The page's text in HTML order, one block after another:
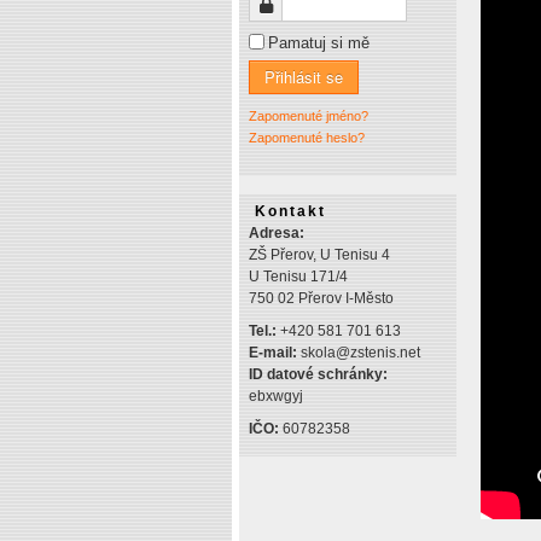
Pamatuj si mě
Přihlásit se
Zapomenuté jméno?
Zapomenuté heslo?
Kontakt
Adresa:
ZŠ Přerov, U Tenisu 4
U Tenisu 171/4
750 02 Přerov I-Město
Tel.: +420 581 701 613
E-mail: skola@zstenis.net
ID datové schránky:
ebxwgyj
IČO: 60782358